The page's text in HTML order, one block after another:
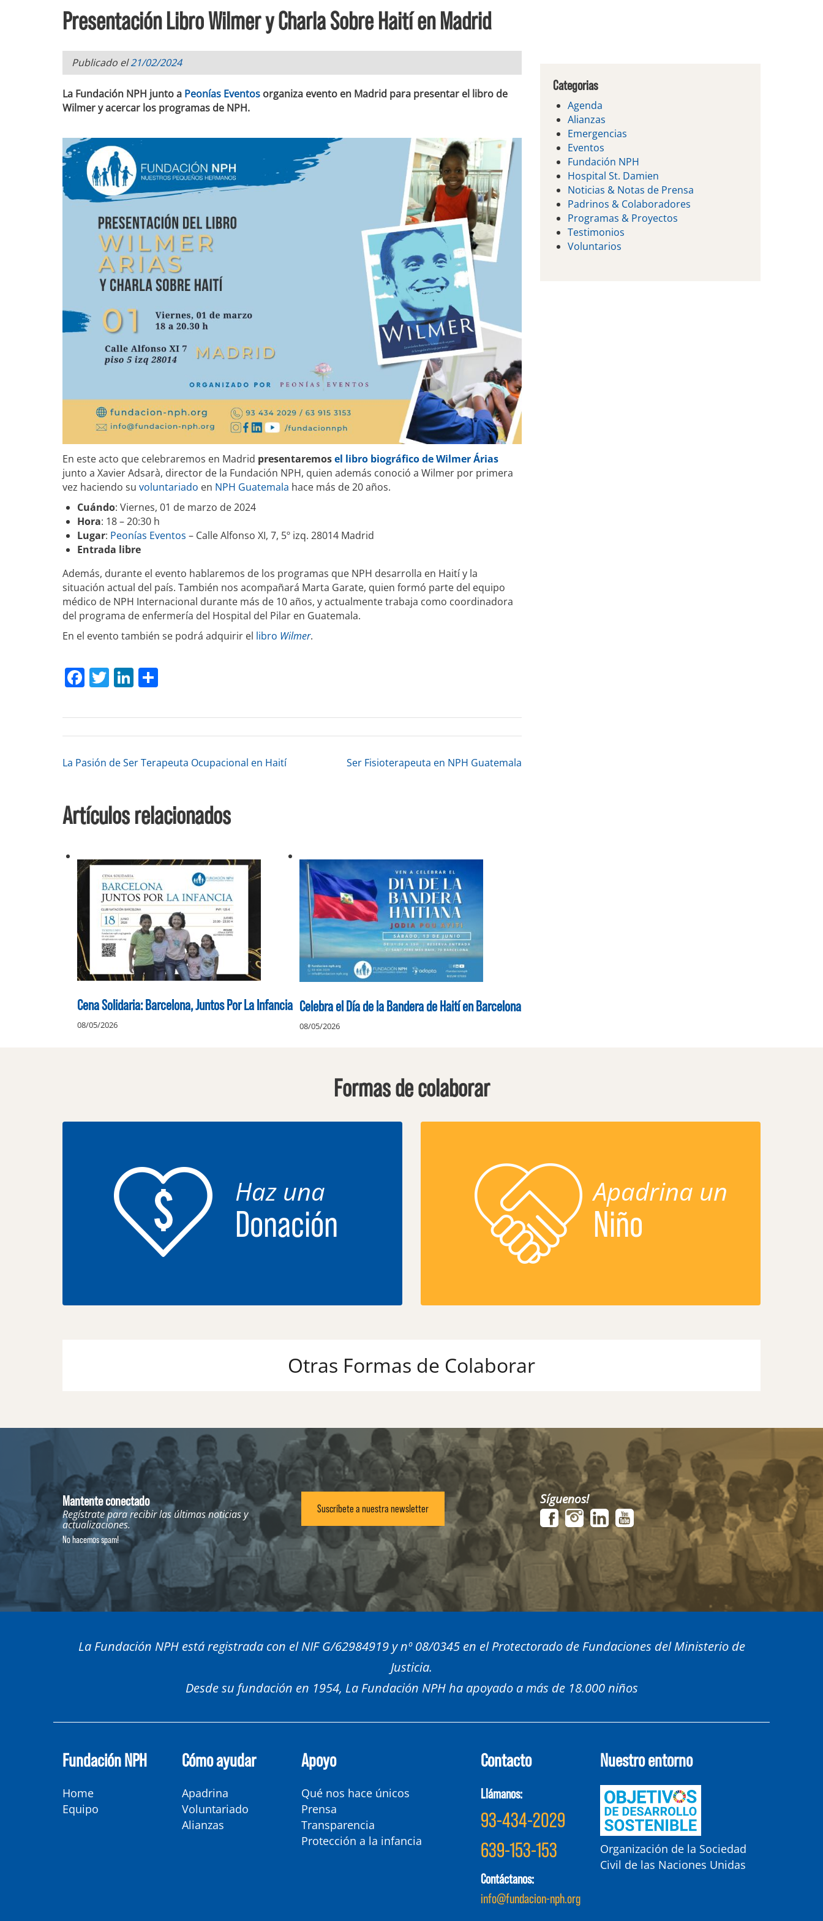
Presentación Libro Wilmer y Charla Sobre Haití en Madrid
Publicado el21/02/2024
La Fundación NPH junto a Peonías Eventos organiza evento en Madrid para presentar el libro de
Wilmer y acercar los programas de NPH.
En este acto que celebraremos en Madrid presentaremosel libro biográfico de Wilmer Árias
junto a Xavier Adsarà, director de la Fundación NPH, quien además conoció a Wilmer por primera
vez haciendo su voluntariado en NPH Guatemala hace más de 20 años.
Cuándo: Viernes, 01 de marzo de 2024
Hora: 18 – 20:30 h
Lugar: Peonías Eventos – Calle Alfonso XI, 7, 5º izq. 28014 Madrid
Entrada libre
Además, durante el evento hablaremos de los programas que NPH desarrolla en Haití y la
situación actual del país. También nos acompañará Marta Garate, quien formó parte del equipo
médico de NPH Internacional durante más de 10 años, y actualmente trabaja como coordinadora
del programa de enfermería del Hospital del Pilar en Guatemala.
En el evento también se podrá adquirir el libro Wilmer.
Facebook
TwitterLinkedIn
Navegación
de
entradas
La Pasión de Ser Terapeuta Ocupacional en Haití Ser Fisioterapeuta en NPH Guatemala
Artículos relacionados
Cena Solidaria: Barcelona, Juntos Por La Infancia
08/05/2026
Celebra el Día de la Bandera de Haití en Barcelona
08/05/2026
Categorias
Agenda
Alianzas
Emergencias
Eventos
Fundación NPH
Hospital St. Damien
Noticias & Notas de Prensa
Padrinos & Colaboradores
Programas & Proyectos
Testimonios
Voluntarios
Formas de colaborar
Haz una
Donación
Apadrina un
Niño
Otras Formas de Colaborar
Mantente conectado
Regístrate para recibir las últimas noticias y
actualizaciones.
No hacemos spam!
Suscríbete a nuestra newsletter
Síguenos!
La Fundación NPH está registrada con el NIF G/62984919 y nº 08/0345 en el Protectorado de Fundaciones del Ministerio de
Justicia.
Desde su fundación en 1954, La Fundación NPH ha apoyado a más de 18.000 niños
Fundación NPH
Home
Equipo
Cómo ayudar
Apadrina
Voluntariado
Alianzas
Apoyo
Qué nos hace únicos
Prensa
Transparencia
Protección a la infancia
Contacto
Llámanos:
93-434-2029
639-153-153
Contáctanos:
info@fundacion-nph.org
Nuestro entorno
Organización de la Sociedad
Civil de las Naciones Unidas